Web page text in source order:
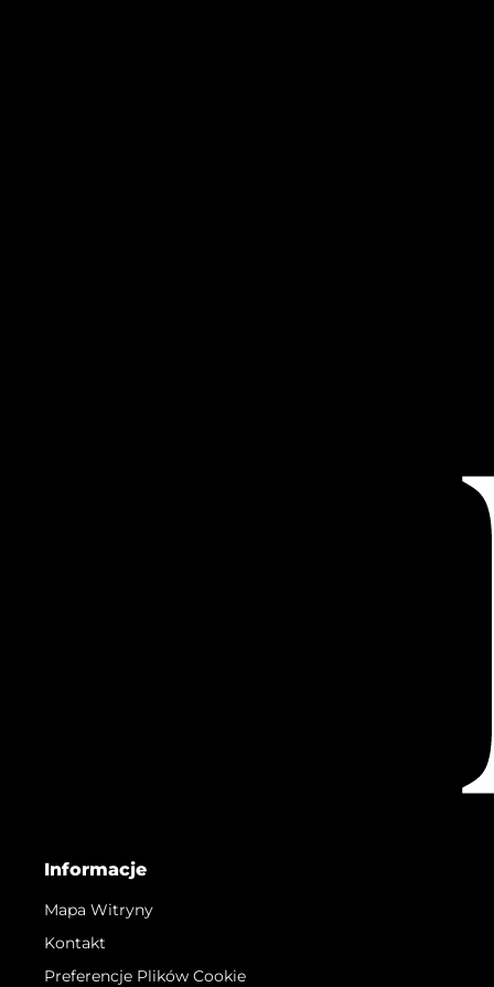
Informacje
Mapa Witryny
Kontakt
Preferencje Plików Cookie